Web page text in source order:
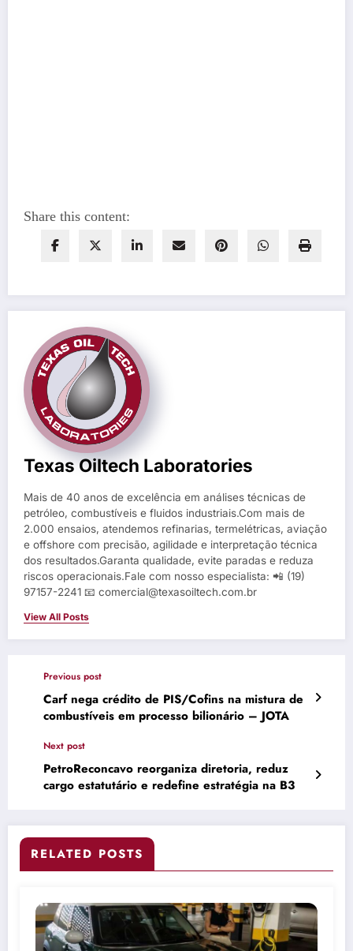
Share this content:
Texas Oiltech Laboratories
Mais de 40 anos de excelência em análises técnicas de
petróleo, combustíveis e fluidos industriais.Com mais de
2.000 ensaios, atendemos refinarias, termelétricas, aviação
e offshore com precisão, agilidade e interpretação técnica
dos resultados.Garanta qualidade, evite paradas e reduza
riscos operacionais.Fale com nosso especialista: 📲 (19)
97157-2241 📧 comercial@texasoiltech.com.br
View All Posts
Previous post
Carf nega crédito de PIS/Cofins na mistura de
combustíveis em processo bilionário – JOTA
Next post
PetroReconcavo reorganiza diretoria, reduz
cargo estatutário e redefine estratégia na B3
RELATED POSTS